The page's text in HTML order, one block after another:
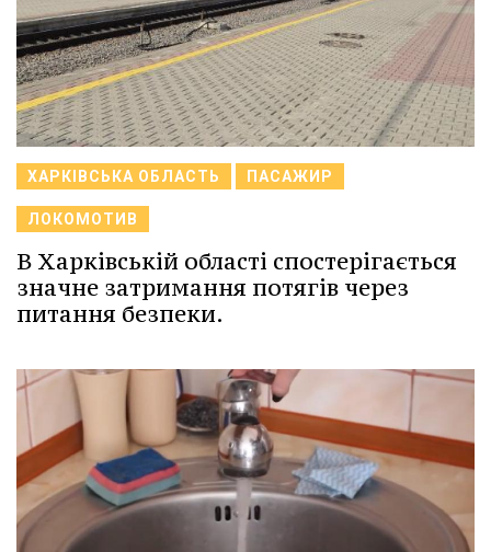
ХАРКІВСЬКА ОБЛАСТЬ ПАСАЖИР
ЛОКОМОТИВ
В Харківській області спостерігається
значне затримання потягів через
питання безпеки.